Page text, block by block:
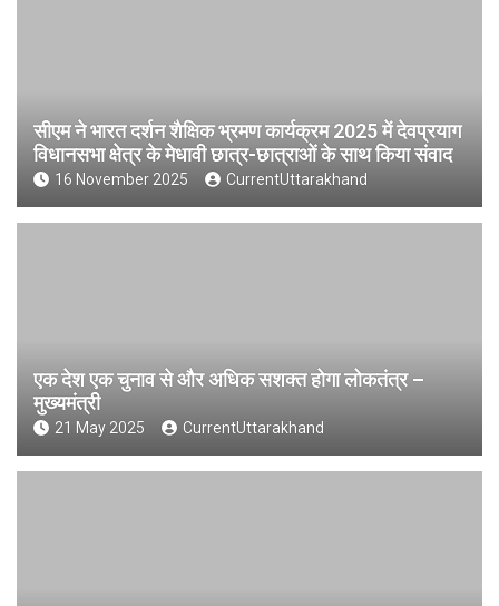
सीएम ने भारत दर्शन शैक्षिक भ्रमण कार्यक्रम 2025 में देवप्रयाग
विधानसभा क्षेत्र के मेधावी छात्र-छात्राओं के साथ किया संवाद
16 November 2025 CurrentUttarakhand
एक देश एक चुनाव से और अधिक सशक्त होगा लोकतंत्र –
मुख्यमंत्री
21 May 2025 CurrentUttarakhand